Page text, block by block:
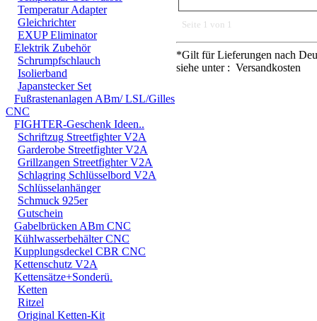
Temperatur Adapter
Gleichrichter
EXUP Eliminator
Elektrik Zubehör
Schrumpfschlauch
Isolierband
Japanstecker Set
Fußrastenanlagen ABm/ LSL/Gilles
CNC
FIGHTER-Geschenk Ideen..
Schriftzug Streetfighter V2A
Garderobe Streetfighter V2A
Grillzangen Streetfighter V2A
Schlagring Schlüsselbord V2A
Schlüsselanhänger
Schmuck 925er
Gutschein
Gabelbrücken ABm CNC
Kühlwasserbehälter CNC
Kupplungsdeckel CBR CNC
Kettenschutz V2A
Kettensätze+Sonderü.
Ketten
Ritzel
Original Ketten-Kit
Seite 1 von 1
*Gilt für Lieferungen nach
siehe unter : Versandkosten